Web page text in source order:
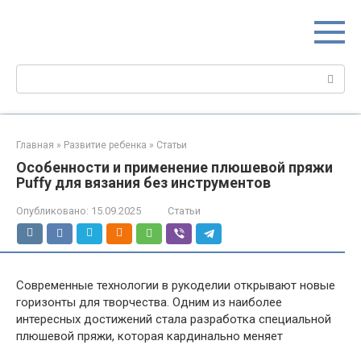
Поиск:
Главная » Развитие ребенка » Статьи
Особенности и применение плюшевой пряжи
Puffy для вязания без инструментов
Опубликовано: 15.09.2025 Статьи
Современные технологии в рукоделии открывают новые
горизонты для творчества. Одним из наиболее
интересных достижений стала разработка специальной
плюшевой пряжи, которая кардинально меняет